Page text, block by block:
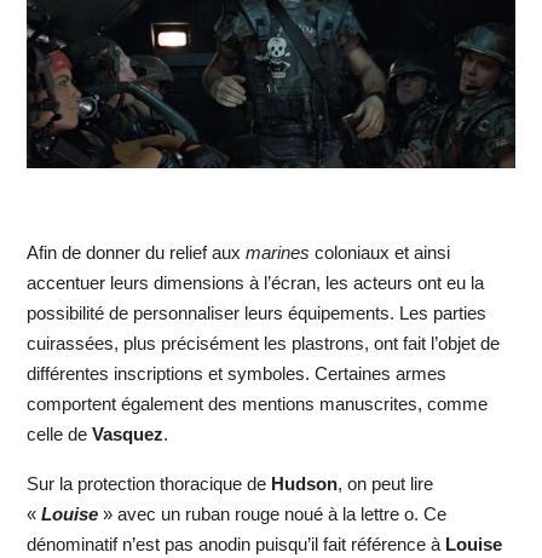
Afin de donner du relief aux marines coloniaux et ainsi
accentuer leurs dimensions à l’écran, les acteurs ont eu la
possibilité de personnaliser leurs équipements. Les parties
cuirassées, plus précisément les plastrons, ont fait l’objet de
différentes inscriptions et symboles. Certaines armes
comportent également des mentions manuscrites, comme
celle de Vasquez.
Sur la protection thoracique de Hudson, on peut lire
« Louise» avec un ruban rouge noué à la lettre o. Ce
dénominatif n’est pas anodin puisqu’il fait référence à Louise